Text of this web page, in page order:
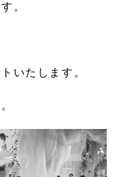
。
いたします。